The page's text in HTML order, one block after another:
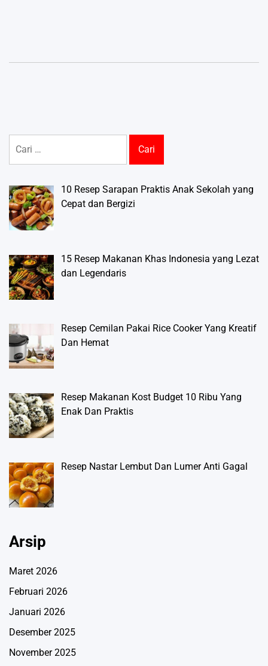
untuk:
10 Resep Sarapan Praktis Anak Sekolah yang
Cepat dan Bergizi
15 Resep Makanan Khas Indonesia yang Lezat
dan Legendaris
Resep Cemilan Pakai Rice Cooker Yang Kreatif
Dan Hemat
Resep Makanan Kost Budget 10 Ribu Yang
Enak Dan Praktis
Resep Nastar Lembut Dan Lumer Anti Gagal
Arsip
Maret 2026
Februari 2026
Januari 2026
Desember 2025
November 2025